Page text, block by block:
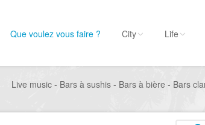
Que voulez vous faire ? City Life
Live music - Bars à sushis - Bars à bière - Bars